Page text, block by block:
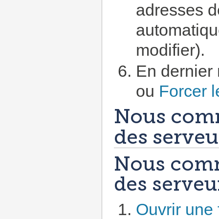
adresses
modifier).
En
ou Forcer
Nous
des
Nous
des
Ouvrir une